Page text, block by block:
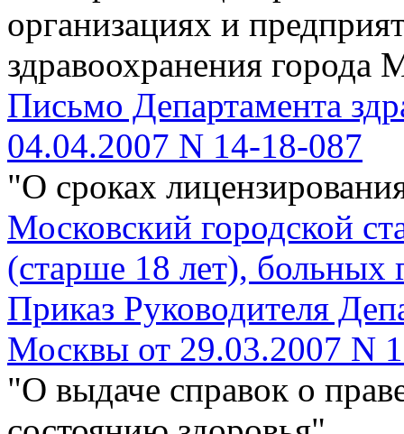
организациях и
здравоохранения города
Письмо Департамента
04.04.2007 N 14-18-087
"О сроках
Московский городской
(старше 18 лет), больных
Приказ Руководителя
Москвы от 29.03.2007 N
"О выдаче справок о